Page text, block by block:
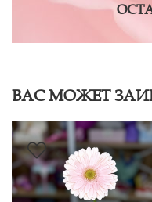
ВАС МОЖЕТ